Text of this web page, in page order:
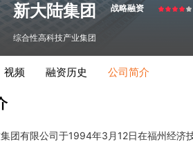
新大陆集团 战略融资
综合性高科技产业集团
视频 融资历史 公司简介
团有限公司于1994年3月12日在福州经济